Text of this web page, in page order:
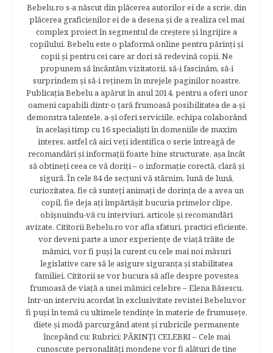
Bebelu.ro s-a născut din plăcerea autorilor ei de a scrie, din
plăcerea graficienilor ei de a desena şi de a realiza cel mai
complex proiect în segmentul de creştere şi îngrijire a
copilului. Bebelu este o plaformă online pentru părinţi şi
copii şi pentru cei care ar dori să redevină copii. Ne
propunem să încântăm vizitatorii, să-i fascinăm, să-i
surprindem şi să-i reţinem în mrejele paginilor noastre.​
Publicația Bebelu a apărut în anul 2014, pentru a oferi unor
oameni capabili dintr-o ţară frumoasă posibilitatea de a-şi
demonstra talentele, a-şi oferi serviciile, echipa colaborând
în acelaşi timp cu 16 specialişti în domeniile de maxim
interes, astfel că aici veţi identifica o serie întreagă de
recomandări şi informaţii foarte bine structurate, aşa încât
să obtineţi ceea ce vă doriţi – o informaţie corectă, clară şi
sigură. În cele 84 de secțuni vă stârnim, lună de lună,
curiozitatea, fie că sunteţi animaţi de dorinţa de a avea un
copil, fie deja aţi împărtăşit bucuria primelor clipe,
obişnuindu-vă cu interviuri, articole şi recomandări
avizate. Cititorii Bebelu.ro vor afla sfaturi, practici eficiente,
vor deveni parte a unor experienţe de viaţă trăite de
mămici, vor fi puşi la curent cu cele mai noi măsuri
legislative care să le asigure siguranţa şi stabilitatea
familiei. Cititorii se vor bucura să afle despre povestea
frumoasă de viață a unei mămici celebre – Elena Băsescu,
într-un interviu acordat în exclusivitate revistei Bebelu,vor
fi puşi în temă cu ultimele tendinţe în materie de frumuseţe,
diete şi modă parcurgând atent şi rubricile permanente
începând cu: Rubrici: PĂRINŢI CELEBRI – Cele mai
cunoscute personalităţi mondene vor fi alături de tine